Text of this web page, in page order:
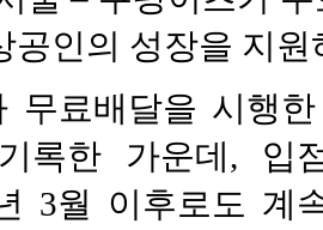
공인의 성장을 지
무료배달을 시행
록한 가운데, 입
3월 이후로도 계